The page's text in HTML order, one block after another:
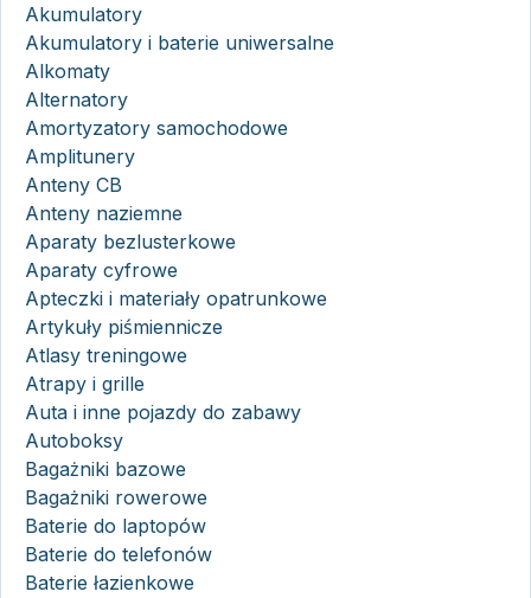
Akumulatory
Akumulatory i baterie uniwersalne
Alkomaty
Alternatory
Amortyzatory samochodowe
Amplitunery
Anteny CB
Anteny naziemne
Aparaty bezlusterkowe
Aparaty cyfrowe
Apteczki i materiały opatrunkowe
Artykuły piśmiennicze
Atlasy treningowe
Atrapy i grille
Auta i inne pojazdy do zabawy
Autoboksy
Bagażniki bazowe
Bagażniki rowerowe
Baterie do laptopów
Baterie do telefonów
Baterie łazienkowe